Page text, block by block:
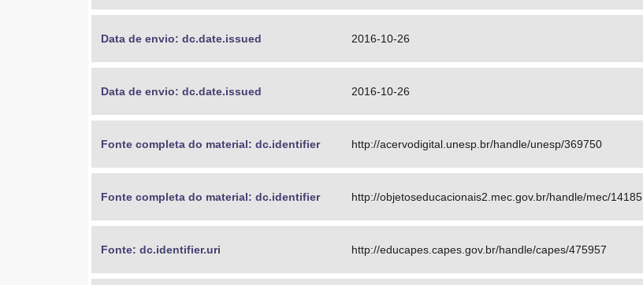
Data de envio: dc.date.issued 2016-10-26
Data de envio: dc.date.issued 2016-10-26
Fonte completa do material: dc.identifier http://acervodigital.unesp.br/handle/unesp/369750
Fonte completa do material: dc.identifier http://objetoseducacionais2.mec.gov.br/handle/mec/14185
Fonte: dc.identifier.uri http://educapes.capes.gov.br/handle/capes/475957